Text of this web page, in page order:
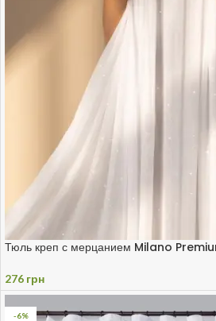
Тюль креп с мерцанием Milano
276 грн
-6%